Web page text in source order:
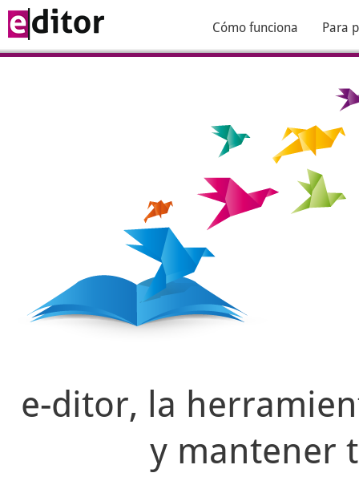
Cómo funciona Para
e-ditor, la
y mantener